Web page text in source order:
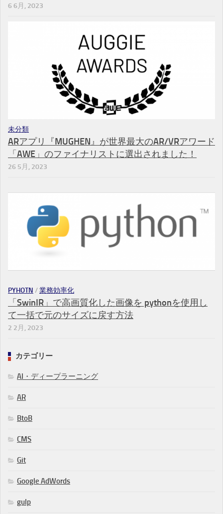
6 6月, 2023
未分類
ARアプリ『MUGHEN』が世界最大のAR/VRアワード
「AWE」のファイナリストに選出されました！
26 5月, 2023
PYHOTN /業務効率化
「SwinIR」で高画質化した画像を pythonを使用し
て一括で元のサイズに戻す方法
2 2月, 2023
カテゴリー
AI・ディープラーニング
AR
BtoB
CMS
Git
Google AdWords
gulp